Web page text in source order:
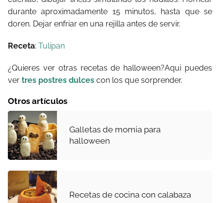
durante aproximadamente 15 minutos, hasta que se
doren. Dejar enfriar en una rejilla antes de servir.
Receta: Tulipan
¿Quieres ver otras recetas de halloween?Aqui puedes
ver tres postres dulces con los que sorprender.
Otros artículos
Galletas de momia para
halloween
Recetas de cocina con calabaza